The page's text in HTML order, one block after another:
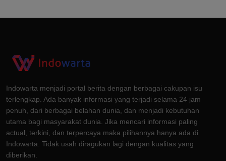
Indowarta menjadi portal berita dengan berbagai cakupan isu
terlengkap. Ada banyak informasi yang terjadi selama 24 jam
penuh, dari berbagai belahan dunia, dan menjadi kebutuhan
utama bagi masyarakat dunia. Jika mencari informasi paling
actual, terkini, dan terpercaya maka pilihannya hanya ada di
Indowarta. Tidak usah diragukan lagi dengan kualitas yang
diberikan.